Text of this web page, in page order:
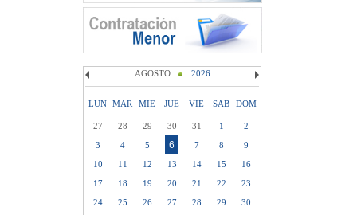
AGOSTO 2026
LUN MAR MIE JUE VIE SAB DOM
27 28 29 30 31 1
2
3
4 5 6 7 8
9
10
11 12 13 14 15
16
17
18 19 20 21 22
23
24
25 26 27 28 29
30